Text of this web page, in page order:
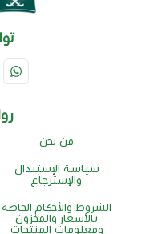
من نحن
سياسة الإستبدال
والإسترجاع
الشروط والأحكام الخاصة
بالأسعار والمخزون
ومعلومات المنتجات